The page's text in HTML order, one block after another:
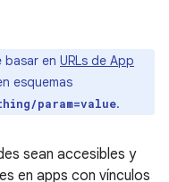
basar en URLs de App
esquemas
param=value.
sean accesibles y
en apps con vínculos